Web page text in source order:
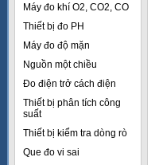
Máy đo khí O2, CO2, CO
Thiết bị đo PH
Máy đo độ mặn
Nguồn một chiều
Đo điện trở cách điện
Thiết bị phân tích công
suất
Thiết bị kiểm tra dòng rò
Que đo vi sai